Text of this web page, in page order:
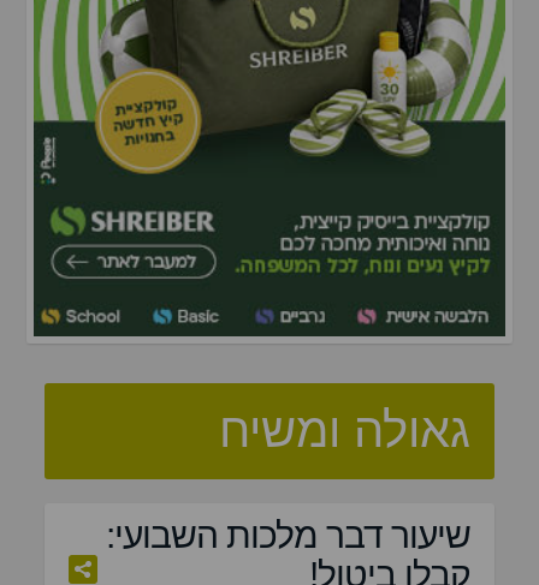
גאולה ומשיח
שיעור דבר מלכות השבועי:
קבלו ביטול!